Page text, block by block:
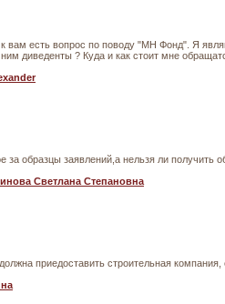
вам есть вопрос по поводу "МН Фонд". Я
диведенты ? Куда и как стоит мне
образцы заявлений,а нельзя ли получить
Светлана Степановна
приедоставить строительная